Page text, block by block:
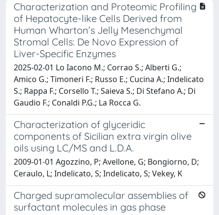
Characterization and Proteomic Profiling
of Hepatocyte-like Cells Derived from
Human Wharton’s Jelly Mesenchymal
Stromal Cells: De Novo Expression of
Liver-Specific Enzymes
2025-02-01 Lo Iacono M.; Corrao S.; Alberti G.;
Amico G.; Timoneri F.; Russo E.; Cucina A.; Indelicato
S.; Rappa F.; Corsello T.; Saieva S.; Di Stefano A.; Di
Gaudio F.; Conaldi P.G.; La Rocca G.
Characterization of glyceridic
components of Sicilian extra virgin olive
oils using LC/MS and L.D.A.
2009-01-01 Agozzino, P; Avellone, G; Bongiorno, D;
Ceraulo, L; Indelicato, S; Indelicato, S; Vekey, K
Charged supramolecular assemblies of
surfactant molecules in gas phase